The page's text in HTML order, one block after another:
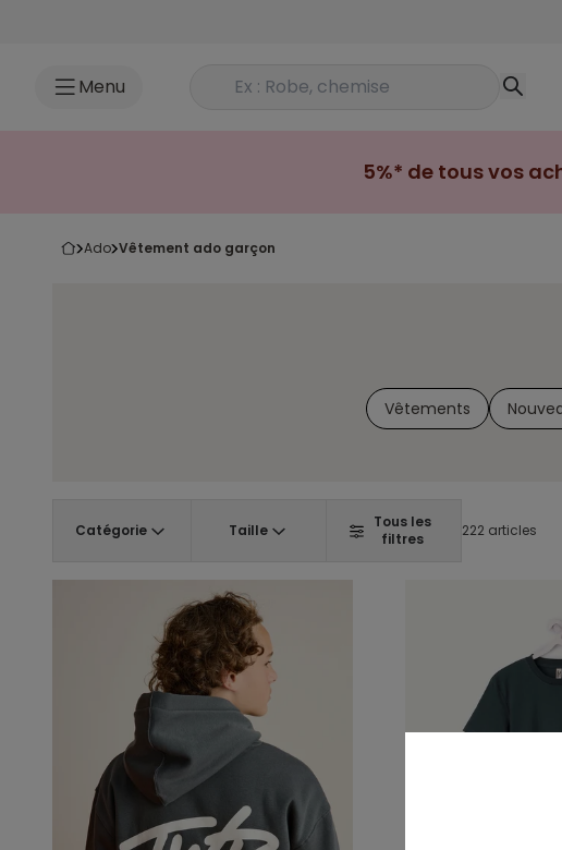
Menu Rechercher un produit
5%* de tous vos
ado vêtement ado garçon
Vêtements
Catégorie Taille
Tous les
filtres
222 articles